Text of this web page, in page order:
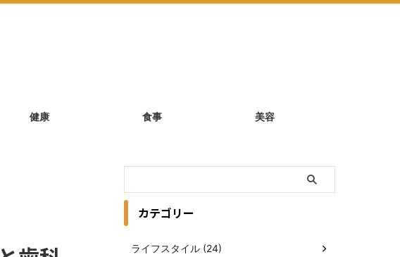
健康 食事 美容
カテゴリー
ライフスタイル (24)